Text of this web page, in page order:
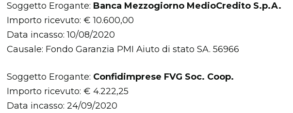
Soggetto Erogante: Banca Mezzogiorno MedioCredito S.p.A.
Importo ricevuto: € 10.600,00
Data incasso: 10/08/2020
Causale: Fondo Garanzia PMI Aiuto di stato SA. 56966
Soggetto Erogante: Confidimprese FVG Soc. Coop.
Importo ricevuto: € 4.222,25
Data incasso: 24/09/2020